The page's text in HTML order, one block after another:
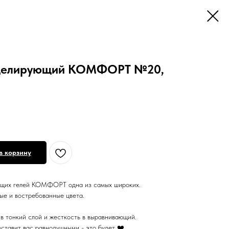
КОМФОРТ №20,
корзину
гелей КОМФОРТ одна из самых широких.
и востребованные цвета.
тонкий слой и жесткость в выравнивающий.